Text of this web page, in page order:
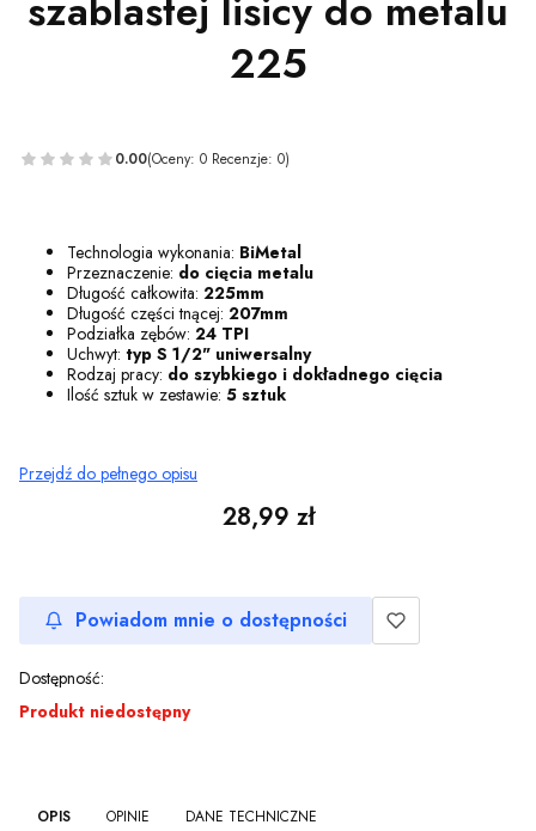
225
0.00(Oceny: 0 Recenzje: 0)
Technologia wykonania: BiMetal
Przeznaczenie: do cięcia metalu
Długość całkowita: 225mm
Długość części tnącej: 207mm
Podziałka zębów: 24 TPI
Uchwyt: typ S 1/2" uniwersalny
Rodzaj pracy: do szybkiego i dokładnego cięcia
Ilość sztuk w zestawie: 5 sztuk
Przejdź do pełnego opisu
Cena
28,99 zł
Powiadom mnie o dostępności
Dostępność:
Produkt niedostępny
OPIS OPINIE DANE TECHNICZNE